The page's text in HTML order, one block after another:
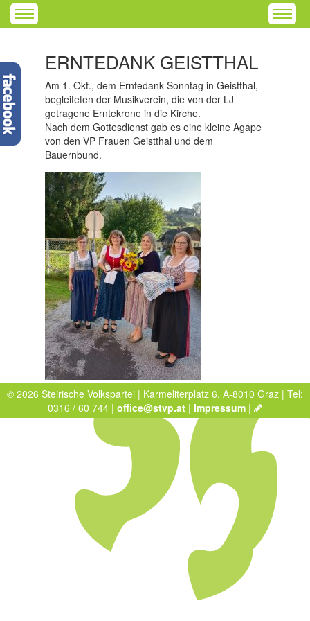
ERNTEDANK GEISTTHAL
Am 1. Okt., dem Erntedank Sonntag in Geistthal,
begleiteten der Musikverein, die von der LJ
getragene Erntekrone in die Kirche.
Nach dem Gottesdienst gab es eine kleine Agape
von den VP Frauen Geistthal und dem
Bauernbund.
© 2026 Steirische Volkspartei | Karmeliterplatz 6, A-8010 Graz | Tel:
0316 / 60 744 | office@stvp.at | Impressum |